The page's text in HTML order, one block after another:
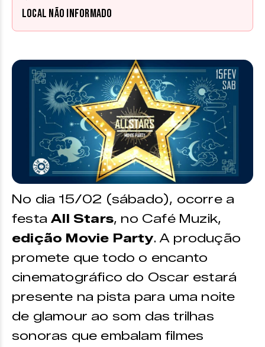
Local não informado
No dia 15/02 (sábado), ocorre a
festaAll Stars, no Café Muzik,
edição Movie Party. A produção
promete que todo o encanto
cinematográfico do Oscar estará
presente na pista para uma noite
de glamour ao som das trilhas
sonoras que embalam filmes